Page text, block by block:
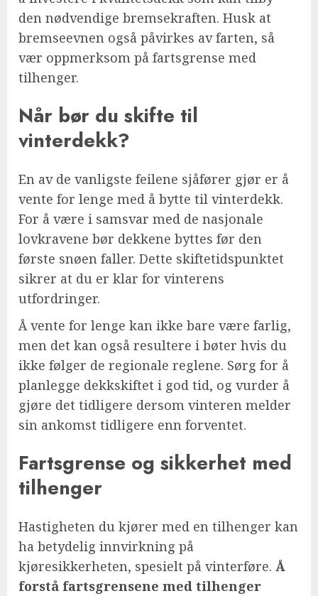
den nødvendige bremsekraften. Husk at
bremseevnen også påvirkes av farten, så
vær oppmerksom på fartsgrense med
tilhenger.
Når bør du skifte til
vinterdekk?
En av de vanligste feilene sjåfører gjør er å
vente for lenge med å bytte til vinterdekk.
For å være i samsvar med de nasjonale
lovkravene bør dekkene byttes før den
første snøen faller. Dette skiftetidspunktet
sikrer at du er klar for vinterens
utfordringer.
Å vente for lenge kan ikke bare være farlig,
men det kan også resultere i bøter hvis du
ikke følger de regionale reglene. Sørg for å
planlegge dekkskiftet i god tid, og vurder å
gjøre det tidligere dersom vinteren melder
sin ankomst tidligere enn forventet.
Fartsgrense og sikkerhet med
tilhenger
Hastigheten du kjører med en tilhenger kan
ha betydelig innvirkning på
kjøresikkerheten, spesielt på vinterføre. Å
forstå fartsgrensene med tilhenger